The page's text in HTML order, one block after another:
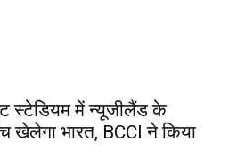
स्टेडियम में न्यूजीलैंड के
खेलेगा भारत, BCCI ने किया